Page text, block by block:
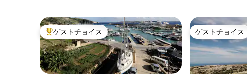
は、下に古い曲がりくねった通りを見下
ろす専用の閉鎖された伝統的なベランダ
があります。 他の2つの階には屋上スペー
ス/サンデッキがあり、町の景色を眺める
ことができます。 これらのスペースは共
用で、同じ建物内の他の1ベッドルーム
大好評のゲストチョイスです。
ゲストチョイス ゲストチョイス
ゲストチョイス